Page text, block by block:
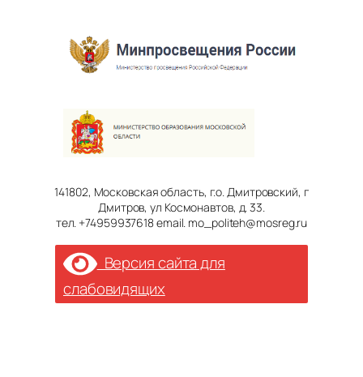
141802, Московская область, г.о. Дмитровский, г
Дмитров, ул Космонавтов, д. 33.
тел. +74959937618 email. mo_politeh@mosreg.ru
Версия сайта для
слабовидящих